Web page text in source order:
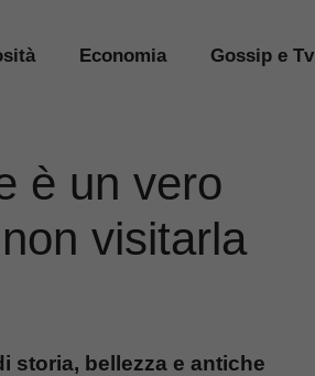
Economia Gossip e Tv
è un vero
visitarla
storia, bellezza e antiche